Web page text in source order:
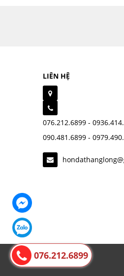
LIÊN HỆ
076.212.6899 -
090.481.6899 -
076.212.6899